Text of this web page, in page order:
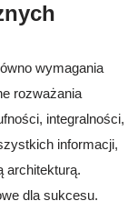
wymagania
rozważania
integralności,
informacji,
architekturą.
dla sukcesu.